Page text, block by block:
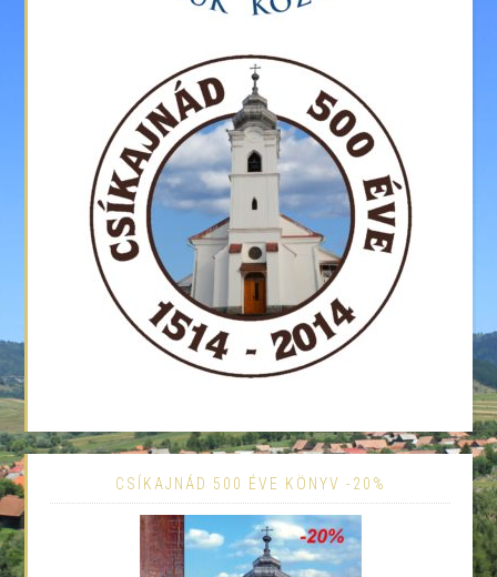
CSÍKAJNÁD 500 ÉVE KÖNYV -20%